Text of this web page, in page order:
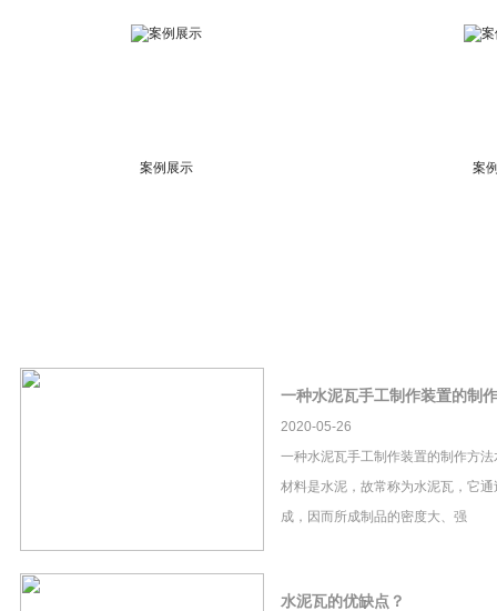
案例展示 案
一种水泥瓦手工制作装置的制
2020-05-26
一种水泥瓦手工制作装置的制作方
材料是水泥，故常称为水泥瓦，它
成，因而所成制品的密度大、强
水泥瓦的优缺点？